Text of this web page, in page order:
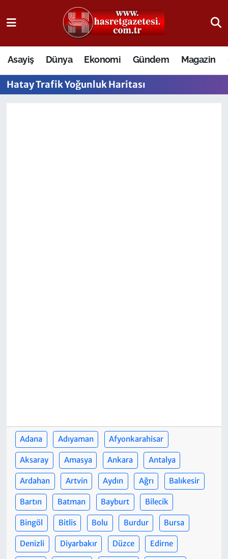
Asayiş Dünya Ekonomi Gündem Magazin
Hatay Trafik Yoğunluk Haritası
Adana Adıyaman Afyonkarahisar
Aksaray Amasya Ankara Antalya
Ardahan Artvin Aydın Ağrı Balıkesir
Bartın Batman Bayburt Bilecik
Bingöl Bitlis Bolu Burdur Bursa
Denizli Diyarbakır Düzce Edirne
Osmaniye Nöbetçi Eczaneler
Osmaniye Hava Durumu
Osmaniye Trafik Yoğunluk Haritası